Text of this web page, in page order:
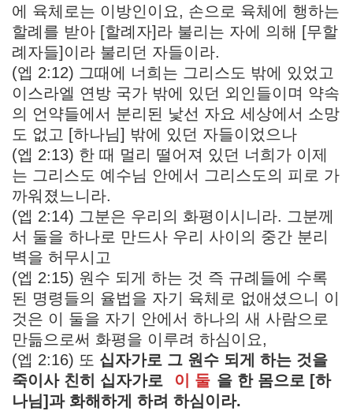
에 육체로는 이방인이요, 손으로 육체에 행하는
할례를 받아 [할례자]라 불리는 자에 의해 [무할
례자들]이라 불리던 자들이라.
(엡 2:12) 그때에 너희는 그리스도 밖에 있었고
이스라엘 연방 국가 밖에 있던 외인들이며 약속
의 언약들에서 분리된 낯선 자요 세상에서 소망
도 없고 [하나님] 밖에 있던 자들이었으나
(엡 2:13) 한 때 멀리 떨어져 있던 너희가 이제
는 그리스도 예수님 안에서 그리스도의 피로 가
까워졌느니라.
(엡 2:14) 그분은 우리의 화평이시니라. 그분께
서 둘을 하나로 만드사 우리 사이의 중간 분리
벽을 허무시고
(엡 2:15) 원수 되게 하는 것 즉 규례들에 수록
된 명령들의 율법을 자기 육체로 없애셨으니 이
것은 이 둘을 자기 안에서 하나의 새 사람으로
만듦으로써 화평을 이루려 하심이요,
(엡 2:16) 또 십자가로 그 원수 되게 하는 것을
죽이사 친히 십자가로
이 둘 을 한 몸으로 [하
나님]과 화해하게 하려 하심이라.